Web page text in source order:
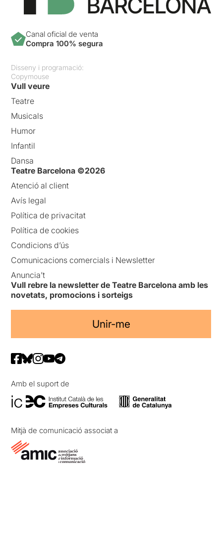
Canal oficial de venta
Compra 100% segura
Disseny i programació:
Copymouse
Vull veure
Teatre
Musicals
Humor
Infantil
Dansa
Teatre Barcelona ©2026
Atenció al client
Avís legal
Política de privacitat
Política de cookies
Condicions d’ús
Comunicacions comercials i Newsletter
Anuncia’t
Vull rebre la newsletter de Teatre Barcelona amb les
novetats, promocions i sorteigs
Unir-me
Amb el suport de
Mitjà de comunicació associat a